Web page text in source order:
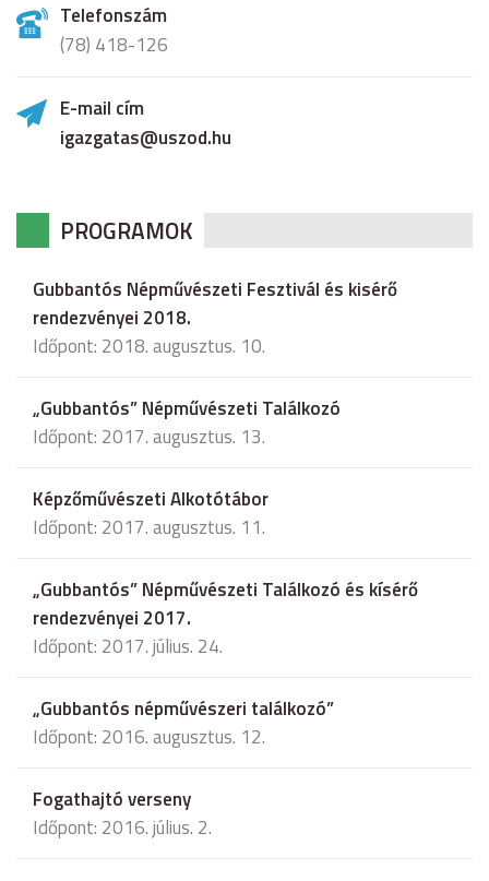
Telefonszám
(78) 418-126
E-mail cím
igazgatas@uszod.hu
PROGRAMOK
Gubbantós Népművészeti Fesztivál és kisérő
rendezvényei 2018.
Időpont: 2018. augusztus. 10.
„Gubbantós” Népművészeti Találkozó
Időpont: 2017. augusztus. 13.
Képzőművészeti Alkotótábor
Időpont: 2017. augusztus. 11.
„Gubbantós” Népművészeti Találkozó és kísérő
rendezvényei 2017.
Időpont: 2017. július. 24.
„Gubbantós népművészeri találkozó”
Időpont: 2016. augusztus. 12.
Fogathajtó verseny
Időpont: 2016. július. 2.